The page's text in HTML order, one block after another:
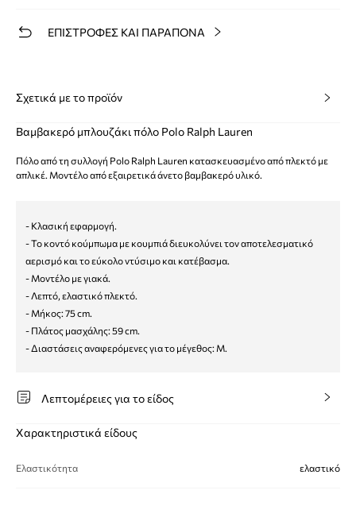
ΕΠΙΣΤΡΟΦΕΣ ΚΑΙ ΠΑΡΑΠΟΝΑ
Σχετικά με το προϊόν
Βαμβακερό μπλουζάκι πόλο Polo Ralph Lauren
Πόλο από τη συλλογή Polo Ralph Lauren κατασκευασμένο από πλεκτό με
απλικέ. Μοντέλο από εξαιρετικά άνετο βαμβακερό υλικό.
- Κλασική εφαρμογή.
- Το κοντό κούμπωμα με κουμπιά διευκολύνει τον αποτελεσματικό
αερισμό και το εύκολο ντύσιμο και κατέβασμα.
- Μοντέλο με γιακά.
- Λεπτό, ελαστικό πλεκτό.
- Μήκος: 75 cm.
- Πλάτος μασχάλης: 59 cm.
- Διαστάσεις αναφερόμενες για το μέγεθος: M.
Λεπτομέρειες για το είδος
Χαρακτηριστικά είδους
Ελαστικότητα ελαστικό